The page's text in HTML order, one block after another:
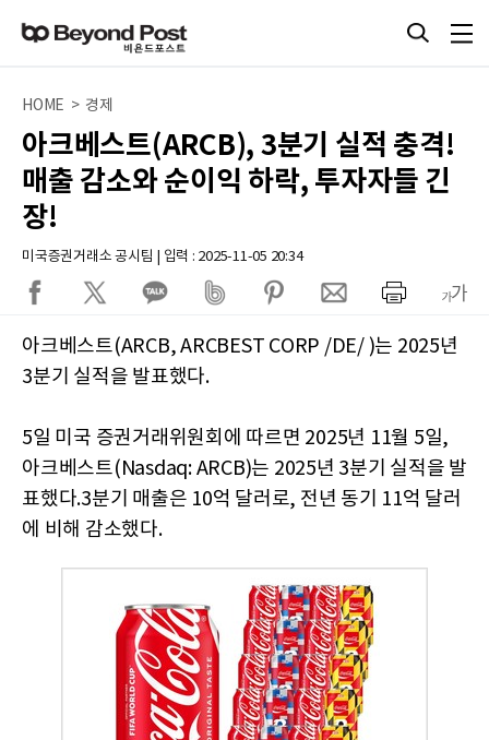
HOME > 경제
아크베스트(ARCB), 3분기 실적 충격!
매출 감소와 순이익 하락, 투자자들 긴
장!
미국증권거래소 공시팀 | 입력 : 2025-11-05 20:34
아크베스트(ARCB, ARCBEST CORP /DE/ )는 2025년
3분기 실적을 발표했다.
5일 미국 증권거래위원회에 따르면 2025년 11월 5일,
아크베스트(Nasdaq: ARCB)는 2025년 3분기 실적을 발
표했다.3분기 매출은 10억 달러로, 전년 동기 11억 달러
에 비해 감소했다.